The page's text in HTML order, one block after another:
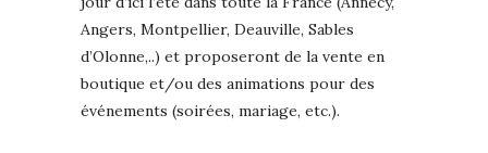
Angers, Montpellier, Deauville, Sables
d’Olonne,..) et proposeront de la vente en
boutique et/ou des animations pour des
événements (soirées, mariage, etc.).